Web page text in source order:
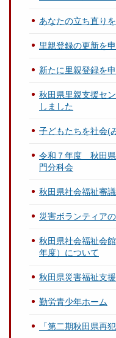
あなたの立ち直り
里親登録の更新を
新たに里親登録を
秋田県里親支援セ
しました
子どもたちを社会
令和７年度 秋田県
門分科会
秋田県社会福祉審
災害ボランティア
秋田県社会福祉会
年度）について
秋田県災害福祉支
勤労青少年ホーム
「第二期秋田県再